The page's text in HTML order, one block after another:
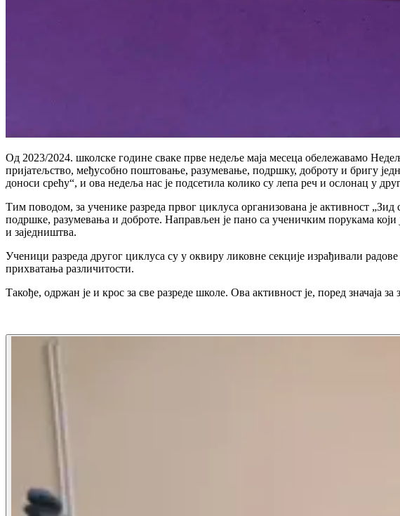
Од 2023/2024. школске године сваке прве недеље маја месеца обележавамо
пријатељство, међусобно поштовање, разумевање, подршку, доброту и бригу
доноси срећу“, и ова недеља нас је подсетила колико су лепа реч и ослонац у
Тим поводом, за ученике разреда првог циклуса организована је активност
подршке, разумевања и доброте. Направљен је пано са ученичким порукама
и заједништва.
Ученици разреда другог циклуса су у оквиру ликовне секције израђивали
прихватања различитости.
Такође, одржан је и крос за све разреде школе. Ова активност је, поред